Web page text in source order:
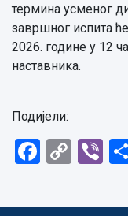
термина усменог
завршног испита
2026. године у 12
наставника.
Подијели:
Copy